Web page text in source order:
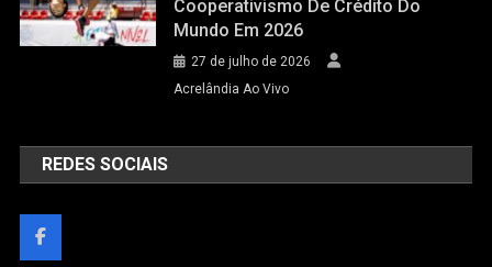
Cooperativismo De Crédito Do
Mundo Em 2026
27 de julho de 2026
Acrelândia Ao Vivo
REDES SOCIAIS